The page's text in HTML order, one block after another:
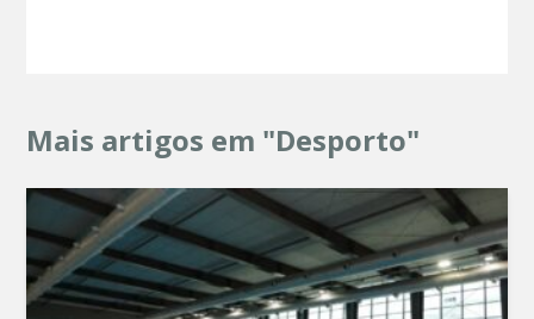
Mais artigos em "Desporto"